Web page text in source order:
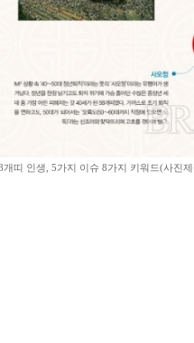
개띠 인생, 5가지 이슈 8가지 키워드(사진